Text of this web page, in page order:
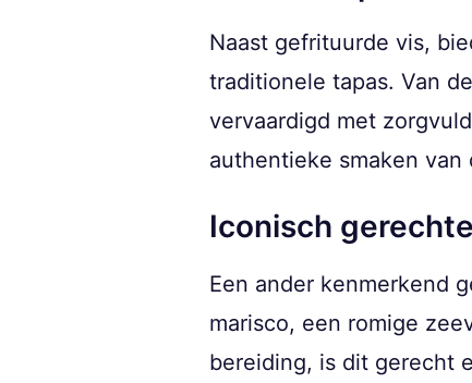
Naast gefrituurde vis,
traditionele tapas. Van
vervaardigd met
authentieke smaken van
Iconisch
Een ander kenmerkend
marisco, een romige
bereiding, is dit gerecht